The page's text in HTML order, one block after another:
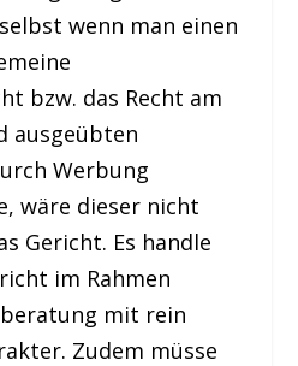
wenn man einen
bzw. das Recht am
ausgeübten
Werbung
wäre dieser nicht
Gericht. Es handle
im Rahmen
mit rein
Zudem müsse